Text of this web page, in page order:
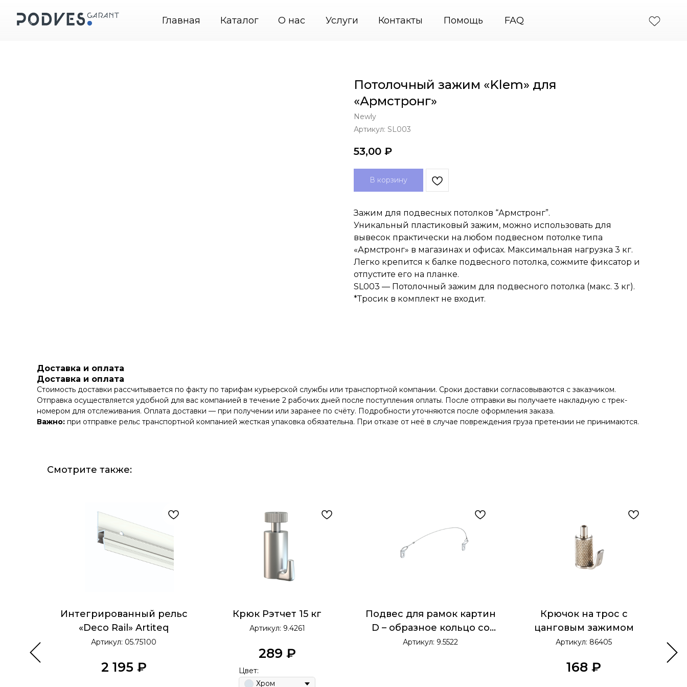
FAQ
Помощь
Контакты
Услуги
О нас
Каталог
Главная
Потолочный зажим «Klem» для
«Армстронг»
Newly
Артикул: SL003
53,00 ₽
В корзину
Зажим для подвесных потолков “Армстронг”.
Уникальный пластиковый зажим, можно использовать для
вывесок практически на любом подвесном потолке типа
«Армстронг» в магазинах и офисах. Максимальная нагрузка 3 кг.
Легко крепится к балке подвесного потолка, сожмите фиксатор и
отпустите его на планке.
SL003 — Потолочный зажим для подвесного потолка (макс. 3 кг).
*Тросик в комплект не входит.
Доставка и оплата
Доставка и оплата
Стоимость доставки рассчитывается по факту по тарифам курьерской службы или транспортной компании. Сроки доставки согласовываются с заказчиком.
Отправка осуществляется удобной для вас компанией в течение 2 рабочих дней после поступления оплаты. После отправки вы получаете накладную с трек-
номером для отслеживания. Оплата доставки — при получении или заранее по счёту. Подробности уточняются после оформления заказа.
Важно: при отправке рельс транспортной компанией жесткая упаковка обязательна. При отказе от неё в случае повреждения груза претензии не принимаются.
Смотрите также:
Интегрированный рельс
«Deco Rail» Artiteq
Артикул: 05.75100
2 195 ₽
Крюк Рэтчет 15 кг
Артикул: 9.4261
289 ₽
Цвет:
Хром
Подвес для рамок картин
D – образное кольцо со
стальным шнуром
Артикул: 9.5522
Крючок на трос с
цанговым зажимом
Артикул: 86405
168 ₽